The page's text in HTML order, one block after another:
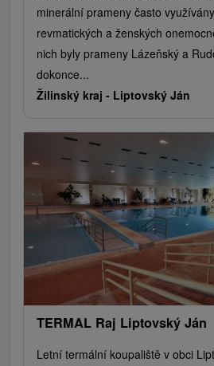
minerální prameny často
revmatických a ženských
nich byly prameny Lázeňský a
dokonce...
Žilinský kraj - Liptovský Ján
TERMAL Raj Liptovský Ján
Letní termální koupaliště v obci